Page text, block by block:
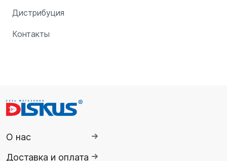
Дистрибуция
Контакты
О нас
Доставка и оплата